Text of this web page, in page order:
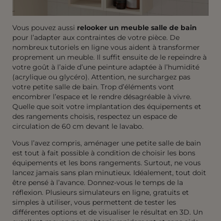
Vous pouvez aussi relooker un meuble salle de bain
pour l’adapter aux contraintes de votre pièce. De
nombreux tutoriels en ligne vous aident à transformer
proprement un meuble. Il suffit ensuite de le repeindre à
votre goût à l’aide d’une peinture adaptée à l’humidité
(acrylique ou glycéro). Attention, ne surchargez pas
votre petite salle de bain. Trop d’éléments vont
encombrer l’espace et le rendre désagréable à vivre.
Quelle que soit votre implantation des équipements et
des rangements choisis, respectez un espace de
circulation de 60 cm devant le lavabo.
Vous l’avez compris, aménager une petite salle de bain
est tout à fait possible à condition de choisir les bons
équipements et les bons rangements. Surtout, ne vous
lancez jamais sans plan minutieux. Idéalement, tout doit
être pensé à l’avance. Donnez-vous le temps de la
réflexion. Plusieurs simulateurs en ligne, gratuits et
simples à utiliser, vous permettent de tester les
différentes options et de visualiser le résultat en 3D. Un